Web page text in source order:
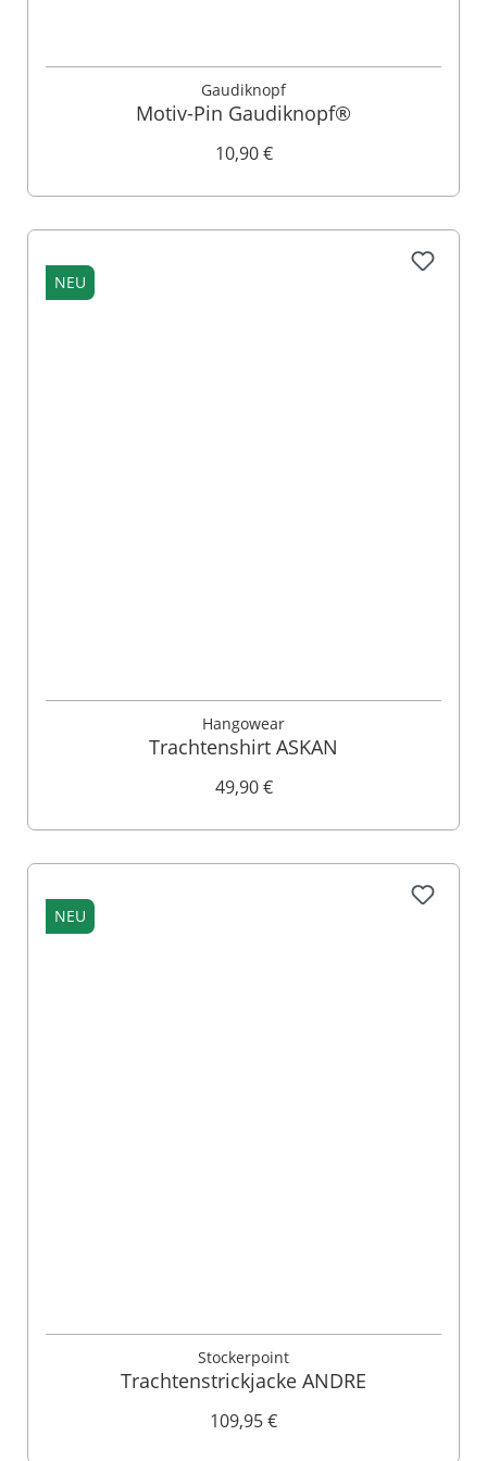
Gaudiknopf
Motiv-Pin Gaudiknopf®
10,90 €
NEU
Hangowear
Trachtenshirt ASKAN
49,90 €
NEU
Stockerpoint
Trachtenstrickjacke ANDRE
109,95 €